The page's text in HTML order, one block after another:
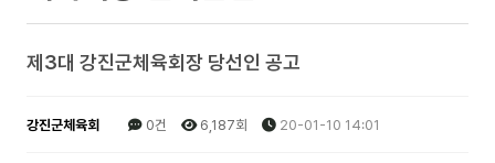
제3대 강진군체육회장 당선인 공고
강진군체육회 0건 6,187회 20-01-10 14:01